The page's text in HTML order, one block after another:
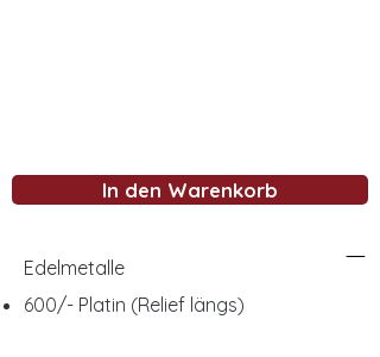
In den Warenkorb
Edelmetalle
600/- Platin (Relief längs)